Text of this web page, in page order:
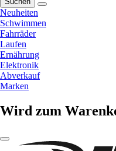
Neuheiten
Schwimmen
Fahrräder
Laufen
Ernährung
Elektronik
Abverkauf
Marken
Wird zum